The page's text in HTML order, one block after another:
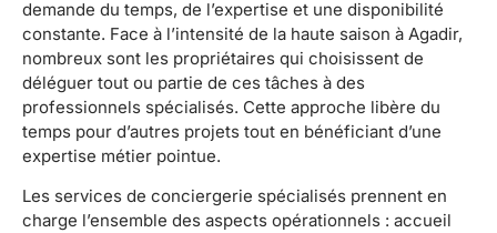
demande du temps, de l’expertise et une disponibilité
constante. Face à l’intensité de la haute saison à Agadir,
nombreux sont les propriétaires qui choisissent de
déléguer tout ou partie de ces tâches à des
professionnels spécialisés. Cette approche libère du
temps pour d’autres projets tout en bénéficiant d’une
expertise métier pointue.
Les services de conciergerie spécialisés prennent en
charge l’ensemble des aspects opérationnels : accueil